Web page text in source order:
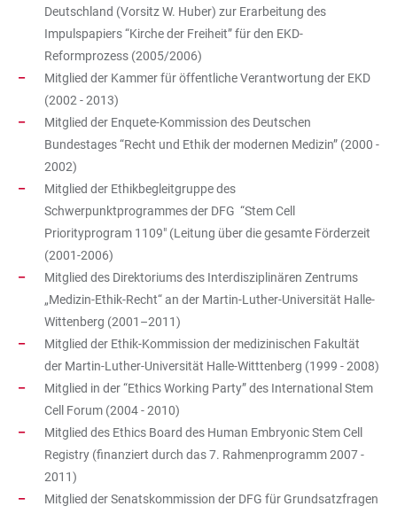
Deutschland (Vorsitz W. Huber) zur Erarbeitung des
Impulspapiers “Kirche der Freiheit” für den EKD-
Reformprozess (2005/2006)
Mitglied der Kammer für öffentliche Verantwortung der EKD
(2002 - 2013)
Mitglied der Enquete-Kommission des Deutschen
Bundestages “Recht und Ethik der modernen Medizin” (2000 -
2002)
Mitglied der Ethikbegleitgruppe des
Schwerpunktprogrammes der DFG “Stem Cell
Priorityprogram 1109" (Leitung über die gesamte Förderzeit
(2001-2006)
Mitglied des Direktoriums des Interdisziplinären Zentrums
„Medizin-Ethik-Recht“ an der Martin-Luther-Universität Halle-
Wittenberg (2001–2011)
Mitglied der Ethik-Kommission der medizinischen Fakultät
der Martin-Luther-Universität Halle-Witttenberg (1999 - 2008)
Mitglied in der “Ethics Working Party” des International Stem
Cell Forum (2004 - 2010)
Mitglied des Ethics Board des Human Embryonic Stem Cell
Registry (finanziert durch das 7. Rahmenprogramm 2007 -
2011)
Mitglied der Senatskommission der DFG für Grundsatzfragen